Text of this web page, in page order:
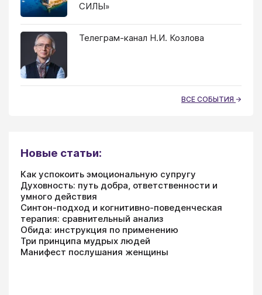
СИЛЫ»
Телеграм-канал Н.И. Козлова
ВСЕ СОБЫТИЯ
Новые статьи:
Как успокоить эмоциональную супругу
Духовность: путь добра, ответственности и
умного действия
Синтон-подход и когнитивно-поведенческая
терапия: сравнительный анализ
Обида: инструкция по применению
Три принципа мудрых людей
Манифест послушания женщины